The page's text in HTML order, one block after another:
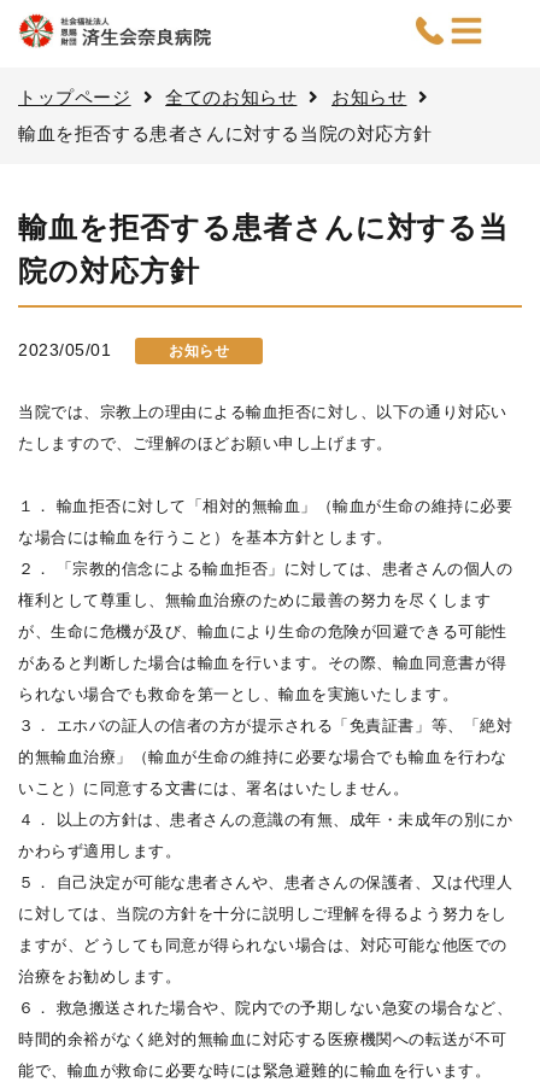
トップページ 全てのお知らせ
お知らせ
輸血を拒否する患者さんに対する当院の対応方針
輸血を拒否する患者さんに対する当
院の対応方針
2023/05/01 お知らせ
当院では、宗教上の理由による輸血拒否に対し、以下の通り対応い
たしますので、ご理解のほどお願い申し上げます。
１． 輸血拒否に対して「相対的無輸血」（輸血が生命の維持に必要
な場合には輸血を行うこと）を基本方針とします。
２． 「宗教的信念による輸血拒否」に対しては、患者さんの個人の
権利として尊重し、無輸血治療のために最善の努力を尽くします
が、生命に危機が及び、輸血により生命の危険が回避できる可能性
があると判断した場合は輸血を行います。その際、輸血同意書が得
られない場合でも救命を第一とし、輸血を実施いたします。
３． エホバの証人の信者の方が提示される「免責証書」等、「絶対
的無輸血治療」（輸血が生命の維持に必要な場合でも輸血を行わな
いこと）に同意する文書には、署名はいたしません。
４． 以上の方針は、患者さんの意識の有無、成年・未成年の別にか
かわらず適用します。
５． 自己決定が可能な患者さんや、患者さんの保護者、又は代理人
に対しては、当院の方針を十分に説明しご理解を得るよう努力をし
ますが、どうしても同意が得られない場合は、対応可能な他医での
治療をお勧めします。
６． 救急搬送された場合や、院内での予期しない急変の場合など、
時間的余裕がなく絶対的無輸血に対応する医療機関への転送が不可
能で、輸血が救命に必要な時には緊急避難的に輸血を行います。